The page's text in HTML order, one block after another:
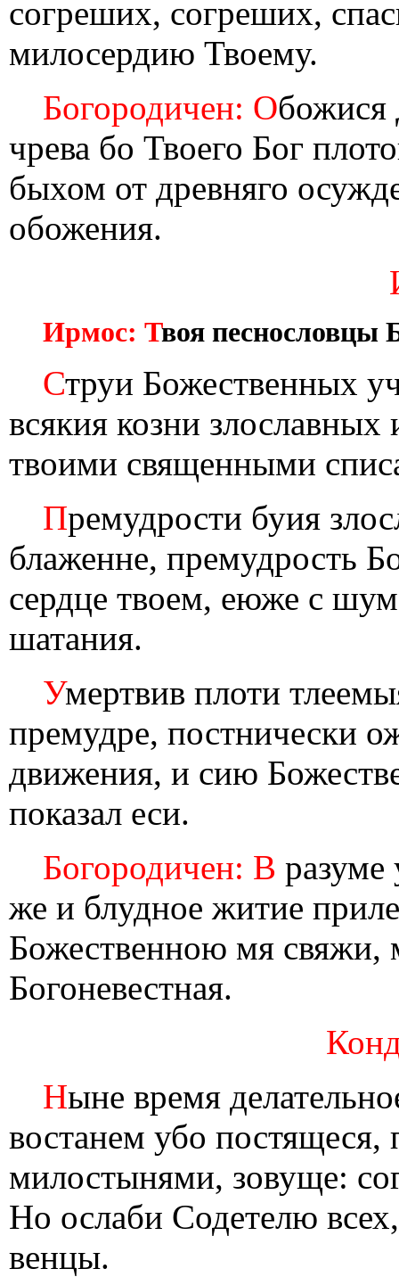
согреших, согреших,
милосердию Твоему.
Богородичен: Обожися
чрева бо Твоего Бог
быхом от древняго
обожения.
Ирмос: Твоя песнословцы
Струи Божественных
всякия козни злославных
твоими священными
Премудрости буия
блаженне, премудрость
сердце твоем, еюже с
шатания.
Умертвив плоти
премудре, постнически
движения, и сию
показал еси.
Богородичен: В разуме
же и блудное житие
Божественною мя свяжи,
Богоневестная.
Ныне время
востанем убо
милостынями, зовуще:
Но ослаби Содетелю
венцы.